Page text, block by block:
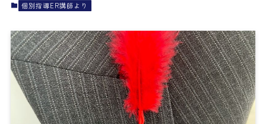
個別指導ER講師より